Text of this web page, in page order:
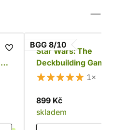
BGG 8/10
Star Wars: The
Deckbuilding Game
Clone Wars
1×
899 Kč
skladem